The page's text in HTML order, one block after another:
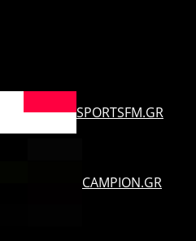
SPORTSFM.GR
CAMPION.GR